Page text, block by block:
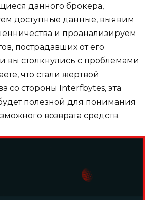
данного брокера,
доступные данные, выявим
и проанализируем
пострадавших от его
вы столкнулись с проблемами
что стали жертвой
со стороны Interfbytes, эта
полезной для понимания
возврата средств.